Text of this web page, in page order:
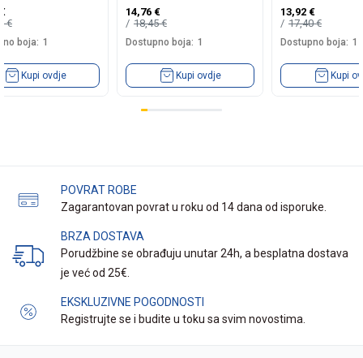
€
€
boja: 1
Kupi ovdje
14,76 €
18,45€
Dostupno boja: 1
Kupi ovdje
13,92 €
17,40€
Dostupno boja: 1
Kupi
POVRAT ROBE
Zagarantovan povrat u roku od 14 dana od isporuke.
BRZA DOSTAVA
Porudžbine se obrađuju unutar 24h, a besplatna dostava
je već od 25€.
EKSKLUZIVNE POGODNOSTI
Registrujte se i budite u toku sa svim novostima.